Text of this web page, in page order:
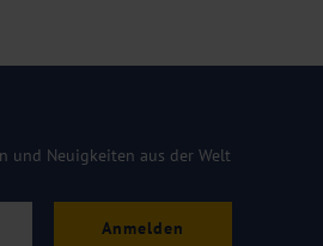
und Neuigkeiten aus der Welt
Anmelden